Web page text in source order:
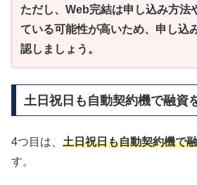
ただし、Web完結は申し込み方法
ている可能性が高いため、申し込
認しましょう。
土日祝日も自動契約機で融資
4つ目は、 土日祝日も自動契約機で
す。